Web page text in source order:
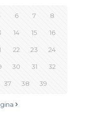
6 7 8
14 15 16
22 23 24
30 31 32
37 38 39